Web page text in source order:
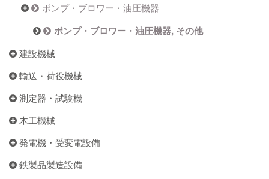
ポンプ・ブロワー・油圧機器
ポンプ・ブロワー・油圧機器, その他
建設機械
輸送・荷役機械
測定器・試験機
木工機械
発電機・受変電設備
鉄製品製造設備